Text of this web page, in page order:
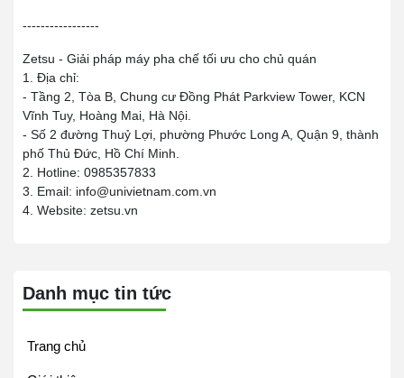
-----------------
Zetsu - Giải pháp máy pha chế tối ưu cho chủ quán
1. Địa chỉ:
- Tầng 2, Tòa B, Chung cư Đồng Phát Parkview Tower, KCN
Vĩnh Tuy, Hoàng Mai, Hà Nội.
- Số 2 đường Thuỷ Lợi, phường Phước Long A, Quận 9, thành
phố Thủ Đức, Hồ Chí Minh.
2. Hotline: 0985357833
3. Email: info@univietnam.com.vn
4. Website: zetsu.vn
Danh mục tin tức
Trang chủ